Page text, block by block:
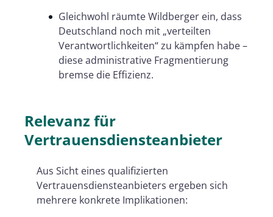
Gleichwohl räumte Wildberger ein, dass
Deutschland noch mit „verteilten
Verantwortlichkeiten“ zu kämpfen habe –
diese administrative Fragmentierung
bremse die Effizienz.
Relevanz für
Vertrauensdiensteanbieter
Aus Sicht eines qualifizierten
Vertrauensdiensteanbieters ergeben sich
mehrere konkrete Implikationen: